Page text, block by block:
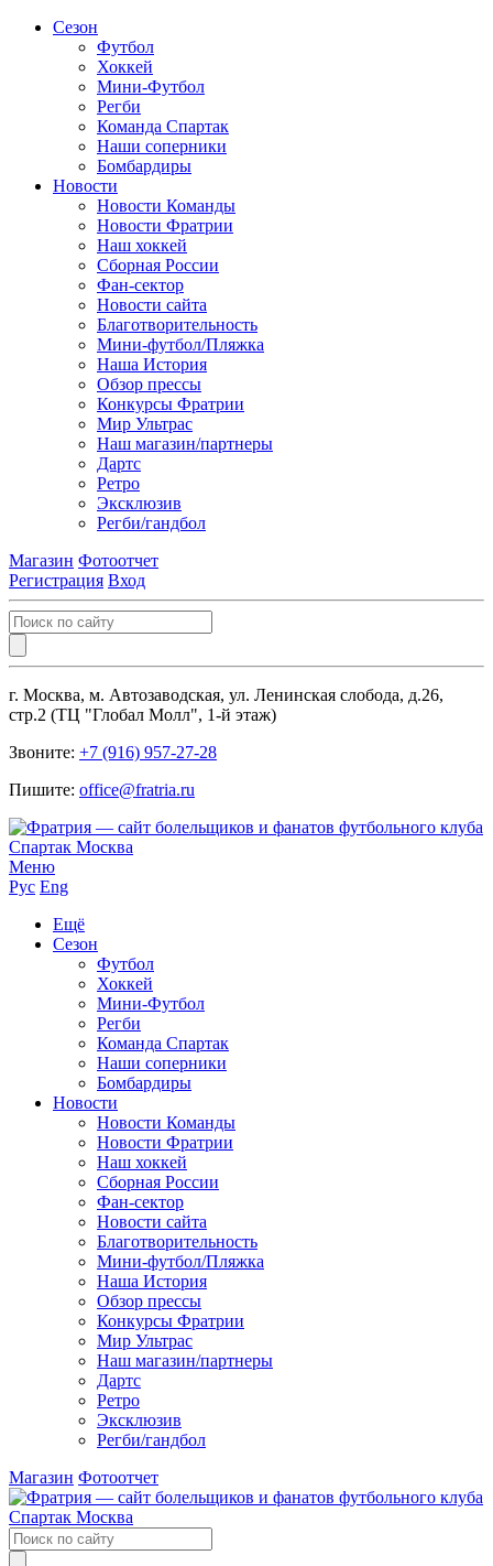
Сезон
Футбол
Хоккей
Мини-Футбол
Регби
Команда Спартак
Наши соперники
Бомбардиры
Новости
Новости Команды
Новости Фратрии
Наш хоккей
Сборная России
Фан-cектор
Новости сайта
Благотворительность
Мини-футбол/Пляжка
Наша История
Обзор прессы
Конкурсы Фратрии
Мир Ультрас
Наш магазин/партнеры
Дартс
Ретро
Эксклюзив
Регби/гандбол
Магазин Фотоотчет
Регистрация Вход
г. Москва, м. Автозаводская, ул. Ленинская слобода, д.26,
стр.2 (ТЦ "Глобал Молл", 1-й этаж)
Звоните: +7 (916) 957-27-28
Пишите: office@fratria.ru
Меню
Рус Eng
Ещё
Сезон
Футбол
Хоккей
Мини-Футбол
Регби
Команда Спартак
Наши соперники
Бомбардиры
Новости
Новости Команды
Новости Фратрии
Наш хоккей
Сборная России
Фан-cектор
Новости сайта
Благотворительность
Мини-футбол/Пляжка
Наша История
Обзор прессы
Конкурсы Фратрии
Мир Ультрас
Наш магазин/партнеры
Дартс
Ретро
Эксклюзив
Регби/гандбол
Магазин Фотоотчет